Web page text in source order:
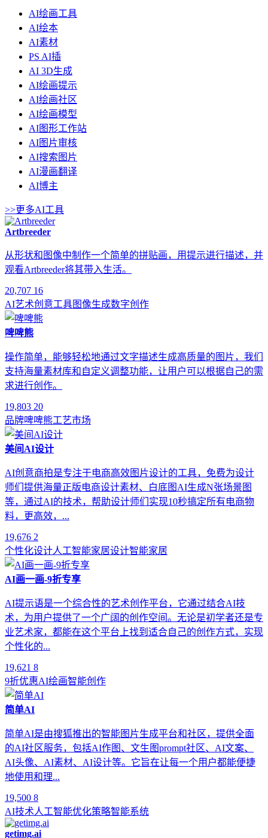
AI绘画工具
AI绘本
AI素材
PS AI插
AI 3D生成
AI绘画提示
AI绘画社区
AI绘画模型
AI图形工作站
AI图片审核
AI搜索图片
AI漫画翻译
AI博主
>>更多AI工具
Artbreeder
从形状和图像中制作一个简单的拼贴画，用提示进行描述，并
观看Artbreeder将其带入生活。
20,707 16
AI艺术创意工具图像生成数字创作
啤啤熊
操作简单，能够轻松地通过文字描述生成高质量的图片，我们
支持海量素材库和自定义调整功能，让用户可以根据自己的需
求进行创作。
19,803 20
品牌啤啤熊工艺市场
美间AI设计
AI创意商拍是专注于电商高效图片设计的工具，免费为设计
师们提供海量正版电商设计素材、白底图AI生成N张场景图
等，通过AI的技术，帮助设计师们实现10秒搞定所有电商物
料，更高效，...
19,676 2
个性化设计人工智能家居设计智能家居
AI画一画-9折专享
AI提示语是一个综合性的艺术创作平台，它通过结合AI技
术，为用户提供了一个广阔的创作空间。无论是初学者还是专
业艺术家，都能在这个平台上找到适合自己的创作方式，实现
个性化的...
19,621 8
9折优惠AI绘画智能创作
简单AI
简单AI是由搜狐推出的智能图片生成平台和社区，提供全面
的AI社区服务，包括AI作图、文生图prompt社区、AI文案、
AI头像、AI素材、AI设计等。它旨在让每一个用户都能便捷
地使用和理...
19,500 8
AI技术人工智能优化策略智能系统
getimg.ai